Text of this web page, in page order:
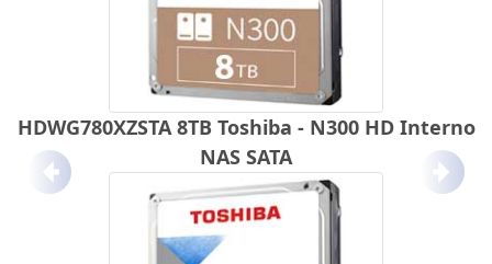
HDWG780XZSTA 8TB Toshiba - N300 HD Interno
NAS SATA
Anterior